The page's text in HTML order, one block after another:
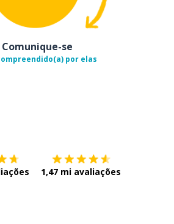
Comunique-se
por elas
1,47 mi avaliações